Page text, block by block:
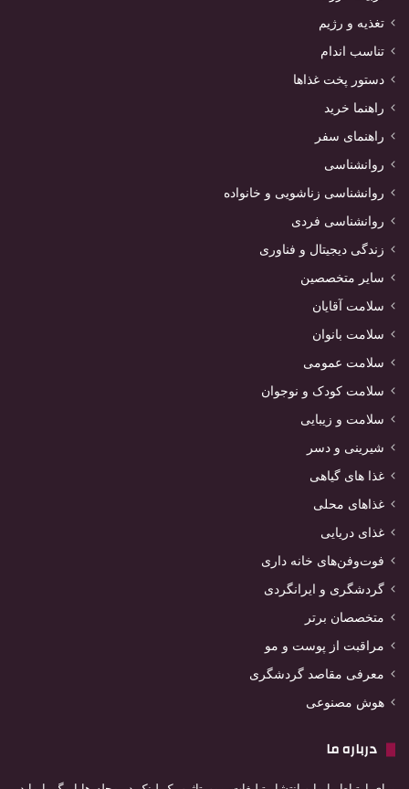
تغذیه و رژیم
تناسب اندام
دستور پخت غذاها
راهنما خرید
راهنمای سفر
روانشناسی
روانشناسی زناشویی و خانواده
روانشناسی فردی
زندگی دیجیتال و فناوری
سایر متخصصین
سلامت آقایان
سلامت بانوان
سلامت عمومی
سلامت کودک و نوجوان
سلامت و زیبایی
شیرینی و دسر
غذا های گیاهی
غذاهای محلی
غذای دریایی
فوت‌وفن‌های خانه داری
گردشگری و ایرانگردی
متخصصان برتر
مراقبت از پوست و مو
معرفی مقاصد گردشگری
هوش مصنوعی
درباره ما